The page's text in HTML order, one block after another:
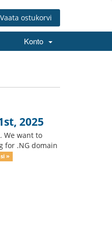
Vaata ostukorvi
Konto
2025
We want to
for .NG domain
»